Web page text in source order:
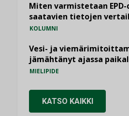
Miten varmistetaan
saatavien tietojen
KOLUMNI
Vesi- ja
jämähtänyt ajassa
MIELIPIDE
KATSO KAIKKI